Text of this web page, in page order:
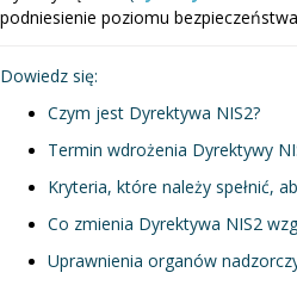
podniesienie poziomu
Dowiedz się:
Czym jest Dyrektywa NIS2?
Termin wdrożenia Dyrektywy
Kryteria, które należy spełnić,
Co zmienia Dyrektywa NIS2
Uprawnienia organów